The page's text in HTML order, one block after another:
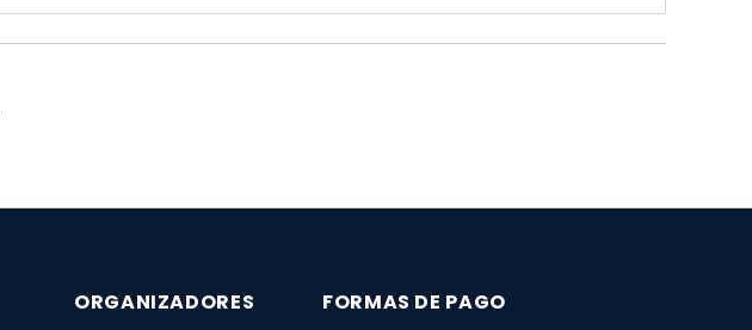
ORGANIZADORES FORMAS DE PAGO